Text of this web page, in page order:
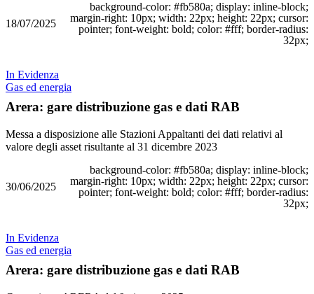
18/07/2025
background-color: #fb580a; display: inline-block;
margin-right: 10px; width: 22px; height: 22px; cursor:
pointer; font-weight: bold; color: #fff; border-radius:
32px;
In Evidenza
Gas ed energia
Arera: gare distribuzione gas e dati RAB
Messa a disposizione alle Stazioni Appaltanti dei dati relativi al
valore degli asset risultante al 31 dicembre 2023
30/06/2025
background-color: #fb580a; display: inline-block;
margin-right: 10px; width: 22px; height: 22px; cursor:
pointer; font-weight: bold; color: #fff; border-radius:
32px;
In Evidenza
Gas ed energia
Arera: gare distribuzione gas e dati RAB